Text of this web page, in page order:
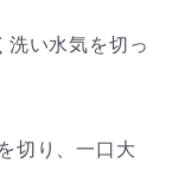
洗い水気を切っ
切り、一口大